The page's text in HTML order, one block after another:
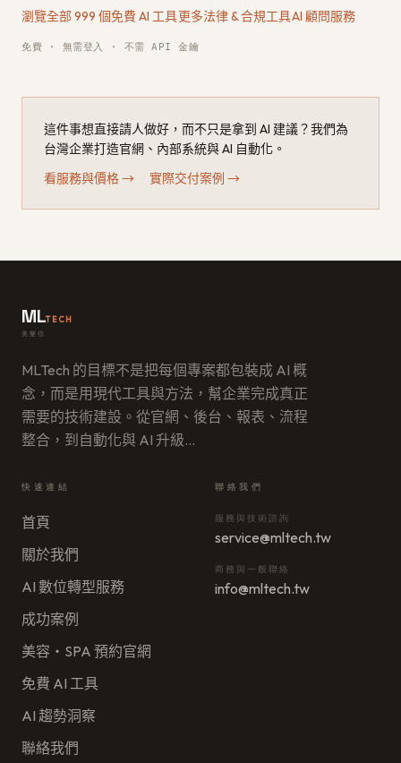
瀏覽全部 999 個免費 AI 工具·更多法律 & 合規工具·AI 顧問服務
免費 · 無需登入 · 不需 API 金鑰
這件事想直接請人做好，而不只是拿到 AI 建議？我們為
台灣企業打造官網、內部系統與 AI 自動化。
看服務與價格→ 實際交付案例 →
MLTECH
美樂信
MLTech 的目標不是把每個專案都包裝成 AI 概
念，而是用現代工具與方法，幫企業完成真正
需要的技術建設。從官網、後台、報表、流程
整合，到自動化與 AI 升級…
快速連結
首頁
關於我們
AI 數位轉型服務
成功案例
美容・SPA 預約官網
免費 AI 工具
AI 趨勢洞察
聯絡我們
聯絡我們
服務與技術諮詢
service@mltech.tw
商務與一般聯絡
info@mltech.tw